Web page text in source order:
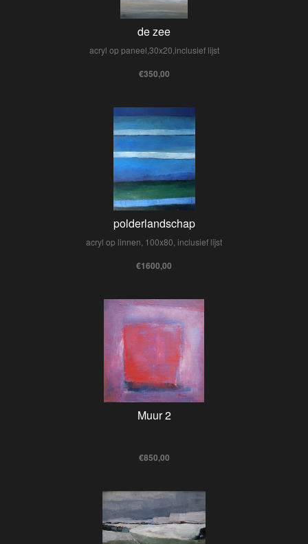
de zee
acryl op paneel,30x20,inclusief lijst
€350,00
polderlandschap
acryl op linnen, 100x80, inclusief lijst
€1600,00
Muur 2
€850,00